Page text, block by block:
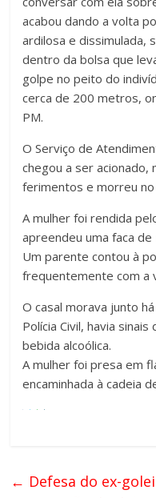
acabou dando a volta
ardilosa e dissimulada,
dentro da bolsa que
golpe no peito do
cerca de 200 metros,
PM.
O Serviço de
chegou a ser acionado,
ferimentos e morreu no
A mulher foi rendida
apreendeu uma faca
Um parente contou à
frequentemente com a
O casal morava junto
Polícia Civil, havia
bebida alcoólica.
A mulher foi presa em
encaminhada à cadeia
← Defesa do ex-